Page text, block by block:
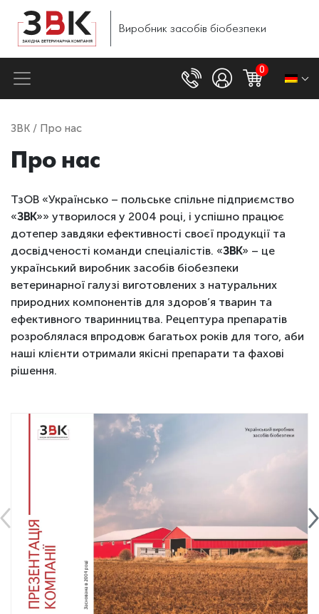
Виробник засобів біобезпеки
0
ЗВК / Про нас
Про нас
ТзОВ «Українсько – польське спільне підприємство
«ЗВК»» утворилося у 2004 році, і успішно працює
дотепер завдяки ефективності своєї продукції та
досвідченості команди спеціалістів. «ЗВК» – це
український виробник засобів біобезпеки
ветеринарної галузі виготовлених з натуральних
природних компонентів для здоров’я тварин та
ефективного тваринництва. Рецептура препаратів
розроблялася впродовж багатьох років для того, аби
наші клієнти отримали якісні препарати та фахові
рішення.